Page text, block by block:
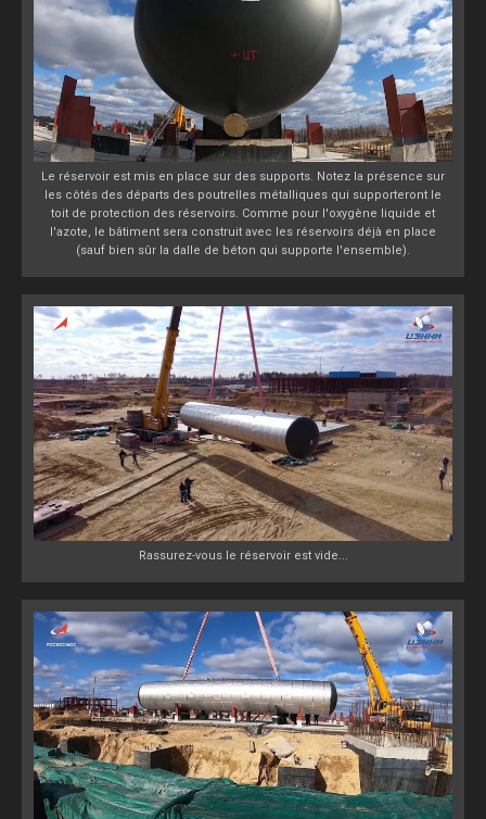
Le réservoir est mis en place sur des supports. Notez la présence sur
les côtés des départs des poutrelles métalliques qui supporteront le
toit de protection des réservoirs. Comme pour l'oxygène liquide et
l'azote, le bâtiment sera construit avec les réservoirs déjà en place
(sauf bien sûr la dalle de béton qui supporte l'ensemble).
Rassurez-vous le réservoir est vide...